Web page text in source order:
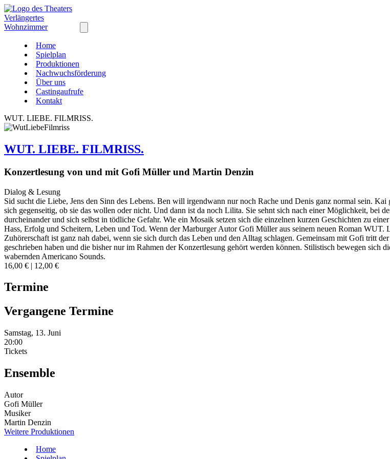
Home
Spielplan
Produktionen
Nachwuchsförderung
Über uns
Castingaufrufe
Kontakt
WUT. LIEBE. FILMRISS.
WUT. LIEBE. FILMRISS.
Konzertlesung von und mit Gofi Müller und Martin Denzin
Dialog & Lesung
Sid sucht die Liebe, Jens den Sinn des Lebens. Ben will irgendwann nur noch Rache und Denis ganz normal sein.
sich gegenseitig, ob sie das wollen oder nicht. Und dann ist da noch Lilita. Sie sehnt sich nach einer Möglichkeit, bei
durcheinander und sich selbst in tödliche Gefahr. Wie ein Mosaik setzen sich die einzelnen kurzen Geschichten zu
Hass, Erfolg und Scheitern, Leben und Tod. Wenn der Marburger Autor Gofi Müller aus seinem neuen Roman
Zuhörerschaft ist ganz nah dabei, wenn sie sich durch das Leben und den Alltag schlagen. Gemeinsam mit Gofi tritt
geschrieben haben und die bisher nur im Rahmen der Konzertlesung gehört werden können. Stilistisch bewegen
wabernden Americano Sounds.
16,00 € | 12,00 €
Termine
Vergangene Termine
Samstag, 13. Juni
20:00
Tickets
Ensemble
Autor
Gofi Müller
Musiker
Martin Denzin
Weitere Produktionen
Home